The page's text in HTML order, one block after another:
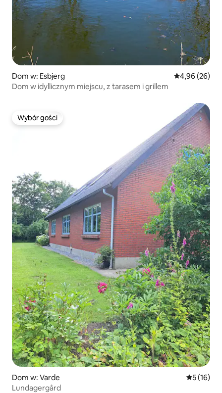
Dom w: Esbjerg Średnia
4,96 (26)
Dom w idyllicznym miejscu, z tarasem i grillem
Wybór gości
Wybór gości
Dom w: Varde Średnia
5 (16)
Lundagergård